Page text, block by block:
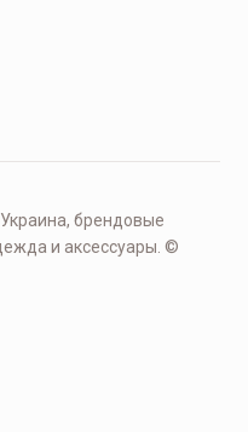
брендовые
и аксессуары. ©